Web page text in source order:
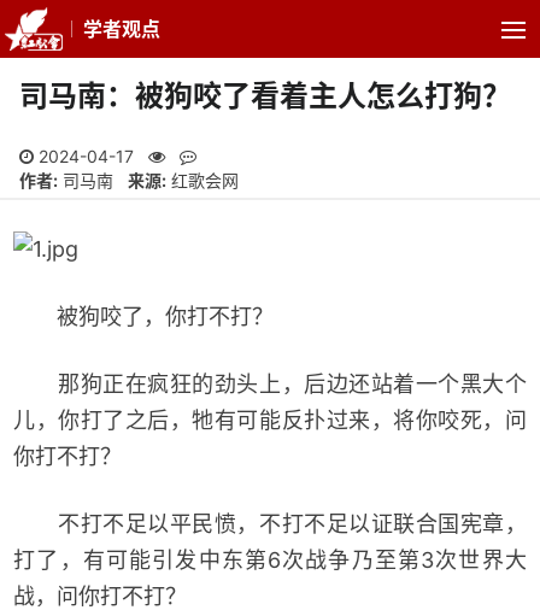
学者观点
司马南：被狗咬了看着主人怎么打狗？
2024-04-17
作者: 司马南 来源: 红歌会网
被狗咬了，你打不打？
那狗正在疯狂的劲头上，后边还站着一个黑大个
儿，你打了之后，牠有可能反扑过来，将你咬死，问
你打不打？
不打不足以平民愤，不打不足以证联合国宪章，
打了，有可能引发中东第6次战争乃至第3次世界大
战，问你打不打？